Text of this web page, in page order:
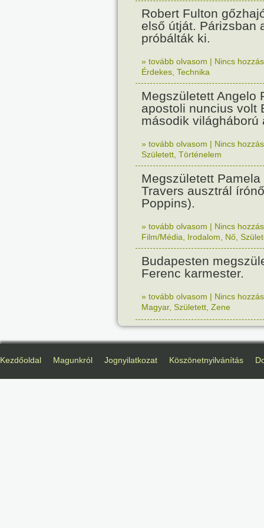
Robert Fulton
első útját. Párizsban
próbálták ki.
» tovább olvasom | Nincs
Érdekes Technika
Megszületett Angelo
apostoli nuncius volt
második világháború
» tovább olvasom | Nincs
Született Történelem
Megszületett Pamela
Travers ausztrál
Poppins).
» tovább olvasom | Nincs
Film/Média
Irodalom Nő
Budapesten
Ferenc karmester.
» tovább olvasom | Nincs
Magyar, Született Zene
Kezdőoldal Magunkról Jognyilatkozat Köszönetnyilvánítás